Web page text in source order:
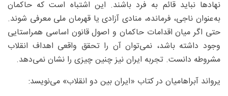
نهادها نباید قائم به فرد باشند. این اشتباه است که حاکمان
به‌عنوان ناجی، فرمانده، منادی آزادی یا قهرمان ملی معرفی شوند.
حتی اگر میان اقدامات حاکمان و اصول قانون اساسی همراستایی
وجود داشته باشد، نمی‌توان آن را تحقق واقعی اهداف انقلاب
مشروطه دانست. تجربه ایران نیز چنین چیزی را نشان نمی‌دهد.
یرواند آبراهامیان در کتاب «ایران بین دو انقلاب» می‌نویسد: